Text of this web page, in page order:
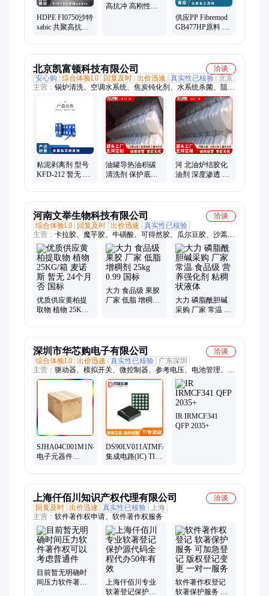
HDPE FI0750沙特
sabic 共聚高抗冲
高抗冲 高刚性
供应PP Fibremod
GB477HP原料 标
北京凯富顿科技有限公司
洽谈
安心购
综合体验L0 回复及时 出价迅速 真实性已核验 北京
主营： 锅炉清洗、空调水系统、焦炭钝化剂、水系统杀菌、阻垢
分散剂、洗涤高温水、粉尘抑制剂、脱硫增效剂、在线清洗剂、
氧化除藻剂、杀菌灭藻剂、水系统管道、无二氧化氯、空调冷凝
器、金属表面油污、清除附着藻类、烟气湿法脱硫、高电导反渗
透、通风系统清洗、空调风机盘管、导热油炉清洗、玻璃鳞片胶
泥、烟气脱硫脱硝、锅炉除垢除锈、填料水垢清洗
粘泥剥离剂 型号
KFD-212 暂无 PH
油罐导热油积碳
清洗剂 保护底材
河 北油炉结胶化
油剂 深度渗透 导
河南文举生物科技有限公司
洽谈
综合体验L0
回复及时 出价迅速
真实性已核验
主营： 卡拉胶、魔芋胶、牛磺酸、可得然胶、瓜尔豆胶、沙蒿子
胶、海藻酸钠、纳他酶素、食用明胶、聚丙烯酸钠、甲基纤维
素、酪蛋白酸钠、普鲁兰多糖、乳酸链球菌素、食品级黄原胶
优质供应黄柏提
取物 植物 25KG/
大力 食品级 果胶
厂家 低脂 增稠剂
大力 磷脂酰胆碱
采购 厂家 常温 食
深圳市华芯购电子有限公司
洽谈
综合体验L0 出价迅速 真实性已核验
广东深圳
主营： 驱动器、模拟开关、微控制器、参考电压、电池管理、视
频开关ic、仪表放大器、音频放大器、开关稳压器、数字隔离
器、精密放大器、运算放大器、点火控制器、开关控制器、可编
程门阵列、接口集成电路、电容电阻
SJHA04C001M1N46
电子元器件
DS90LV011ATMF/NOPB
集成电路(IC) TI/
IR IRMCF341
QFP 2035+
上海仟佰川知识产权代理有限公司
洽谈
回复及时 出价迅速 真实性已核验
上海
主营： 软件著作权申请、软件著作权服务
目前暂无明确时
间压力软件著作
上海仟佰川专业
软著登记保护源
软件著作权登记
软著保护服务 可